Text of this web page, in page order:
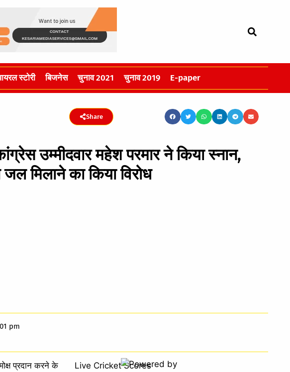
स्टोरी बिजनेस चुनाव 2021 चुनाव 2019 E-paper
Share
उम्मीदवार महेश परमार ने किया स्नान,
मिलाने का किया विरोध
pm
प्रदान करने के
Live Cricket Scores